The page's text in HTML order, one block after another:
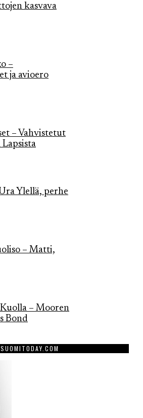
kasvava
–
ja avioero
– Vahvistetut
Lapsista
Ylellä, perhe
– Matti,
– Mooren
Bond
SUOMITODAY.COM